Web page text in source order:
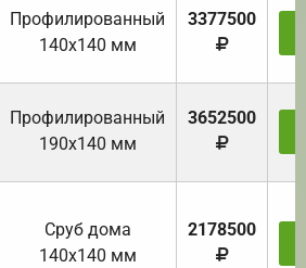
Профилированный
140х140 мм
3377500
Профилированный
190х140 мм
3652500
Cруб дома
140х140 мм
2178500